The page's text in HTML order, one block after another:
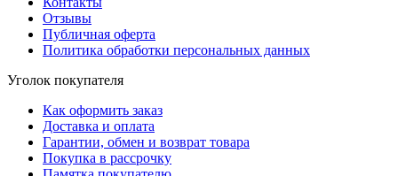
Отзывы
Публичная оферта
Политика обработки персональных данных
Уголок покупателя
Как оформить заказ
Доставка и оплата
Гарантии, обмен и возврат товара
Покупка в рассрочку